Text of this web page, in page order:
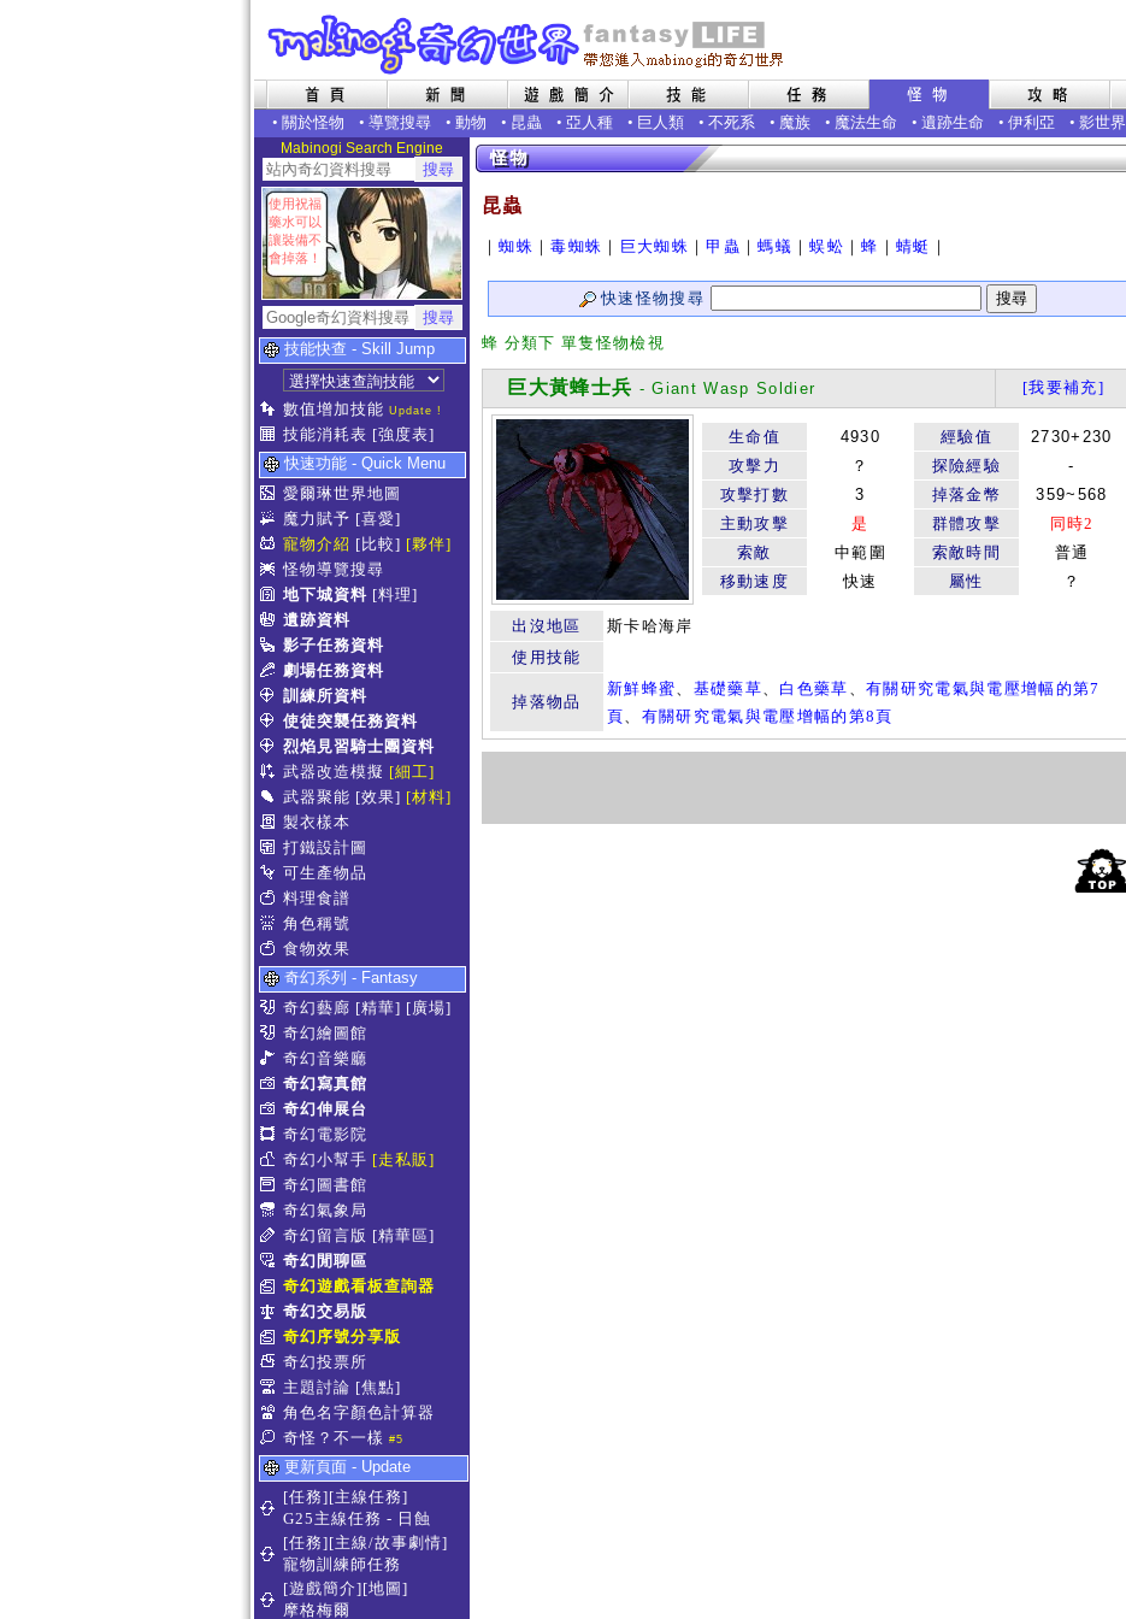
• 關於怪物 • 導覽搜尋 • 動物 • 昆蟲 • 亞人種 • 巨人類 • 不死系 • 魔族 • 魔法生命 • 遺跡生命 • 伊利亞 • 影世界
Mabinogi Search Engine
使用祝福
藥水可以
讓裝備不
會掉落！
技能快查 - Skill Jump
數值增加技能 Update !
技能消耗表 [強度表]
快速功能 - Quick Menu
愛爾琳世界地圖
魔力賦予 [喜愛]
寵物介紹 [比較] [夥伴]
怪物導覽搜尋
地下城資料 [料理]
遺跡資料
影子任務資料
劇場任務資料
訓練所資料
使徒突襲任務資料
烈焰見習騎士團資料
武器改造模擬 [細工]
武器聚能 [效果] [材料]
製衣樣本
打鐵設計圖
可生產物品
料理食譜
角色稱號
食物效果
奇幻系列 - Fantasy
奇幻藝廊 [精華] [廣場]
奇幻繪圖館
奇幻音樂廳
奇幻寫真館
奇幻伸展台
奇幻電影院
奇幻小幫手 [走私販]
奇幻圖書館
奇幻氣象局
奇幻留言版 [精華區]
奇幻閒聊區
奇幻遊戲看板查詢器
奇幻交易版
奇幻序號分享版
奇幻投票所
主題討論 [焦點]
角色名字顏色計算器
奇怪？不一樣 #5
更新頁面 - Update
[任務][主線任務]
G25主線任務 - 日蝕
[任務][主線/故事劇情]
寵物訓練師任務
[遊戲簡介][地圖]
摩格梅爾
昆蟲
｜蜘蛛 ｜毒蜘蛛 ｜ 巨大蜘蛛 ｜甲蟲 ｜螞蟻 ｜蜈蚣 ｜蜂 ｜蜻蜓 ｜
快速怪物搜尋
蜂 分類下 單隻怪物檢視
巨大黃蜂士兵 - Giant Wasp Soldier [我要補充]
生命值 4930 經驗值
2730+230
攻擊力
？ 探險經驗
-
攻擊打數
3 掉落金幣
359~568
主動攻擊
是 群體攻擊
同時2
索敵
中範圍 索敵時間
普通
移動速度
快速 屬性 ？
出沒地區
斯卡哈海岸
使用技能
掉落物品
新鮮蜂蜜、 基礎藥草、 白色藥草 、有關研究電氣與電壓增幅的第7
頁、 有關研究電氣與電壓增幅的第8頁